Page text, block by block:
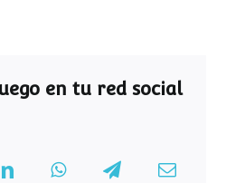
en tu red social